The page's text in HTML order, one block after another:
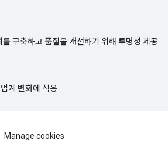
를 구축하고 품질을 개선하기 위해 투명성 제공
계 변화에 적응
Manage cookies